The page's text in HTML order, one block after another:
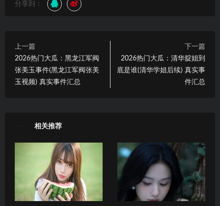
分享到：
上一篇
2026热门大瓜：黑龙江军阀
张美玉事件(黑龙江军阀张美
玉视频) 真实事件汇总
下一篇
2026热门大瓜：清华腚姐到
底是谁(清华学姐后续) 真实事
件汇总
相关推荐